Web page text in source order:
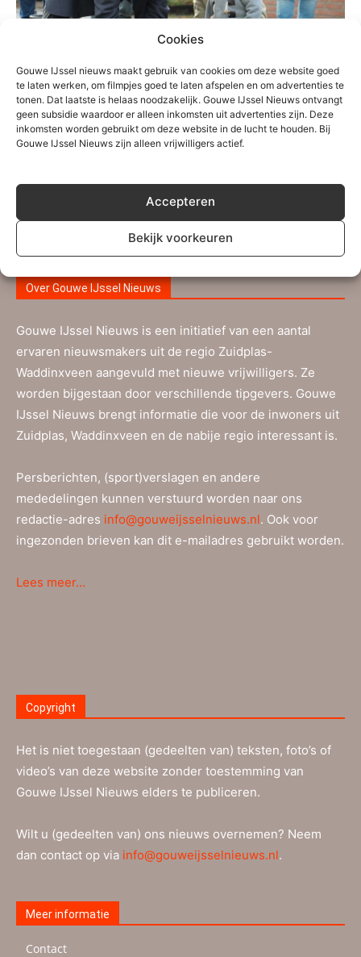
Cookies
Gouwe IJssel nieuws maakt gebruik van cookies om deze website goed
te laten werken, om filmpjes goed te laten afspelen en om advertenties te
tonen. Dat laatste is helaas noodzakelijk. Gouwe IJssel Nieuws ontvangt
geen subsidie waardoor er alleen inkomsten uit advertenties zijn. Deze
inkomsten worden gebruikt om deze website in de lucht te houden. Bij
Gouwe IJssel Nieuws zijn alleen vrijwilligers actief.
Accepteren
Bekijk voorkeuren
Algemeen
Reconstructie Kruidenbuurt Nieuwerkerk
Over Gouwe IJssel Nieuws
Gouwe IJssel Nieuws is een initiatief van een aantal
ervaren nieuwsmakers uit de regio Zuidplas-
Waddinxveen aangevuld met nieuwe vrijwilligers. Ze
worden bijgestaan door verschillende tipgevers. Gouwe
IJssel Nieuws brengt informatie die voor de inwoners uit
Zuidplas, Waddinxveen en de nabije regio interessant is.
Persberichten, (sport)verslagen en andere
mededelingen kunnen verstuurd worden naar ons
redactie-adres info@gouweijsselnieuws.nl. Ook voor
ingezonden brieven kan dit e-mailadres gebruikt worden.
Lees meer…
Copyright
Het is niet toegestaan (gedeelten van) teksten, foto’s of
video’s van deze website zonder toestemming van
Gouwe IJssel Nieuws elders te publiceren.
Wilt u (gedeelten van) ons nieuws overnemen? Neem
dan contact op via info@gouweijsselnieuws.nl.
Meer informatie
Contact